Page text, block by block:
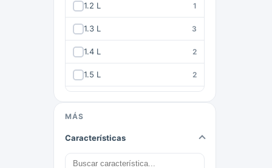
1.2 L 1
1.3 L 3
1.4 L 2
1.5 L 2
2.0 L
MÁS
Características